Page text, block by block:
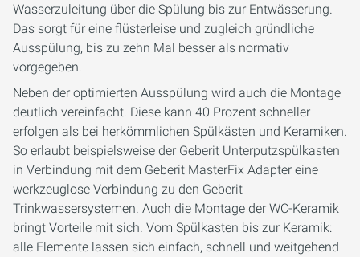
Wasserzuleitung über die Spülung bis zur Entwässerung.
Das sorgt für eine flüsterleise und zugleich gründliche
Ausspülung, bis zu zehn Mal besser als normativ
vorgegeben.
Neben der optimierten Ausspülung wird auch die Montage
deutlich vereinfacht. Diese kann 40 Prozent schneller
erfolgen als bei herkömmlichen Spülkästen und Keramiken.
So erlaubt beispielsweise der Geberit Unterputzspülkasten
in Verbindung mit dem Geberit MasterFix Adapter eine
werkzeuglose Verbindung zu den Geberit
Trinkwassersystemen. Auch die Montage der WC-Keramik
bringt Vorteile mit sich. Vom Spülkasten bis zur Keramik:
alle Elemente lassen sich einfach, schnell und weitgehend